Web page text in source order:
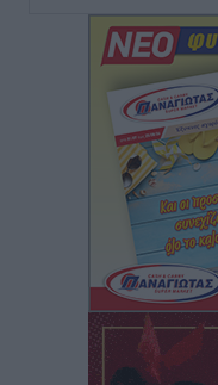
Τουρισμός:
τροχόσπιτα
πριν 2 ώρες
Έφυγε από τη ζωή ο
ιερό Ναό του
Τοπικές Ειδήσεις• πριν
Αποκαλυπτήρια
της ΔΕΘ